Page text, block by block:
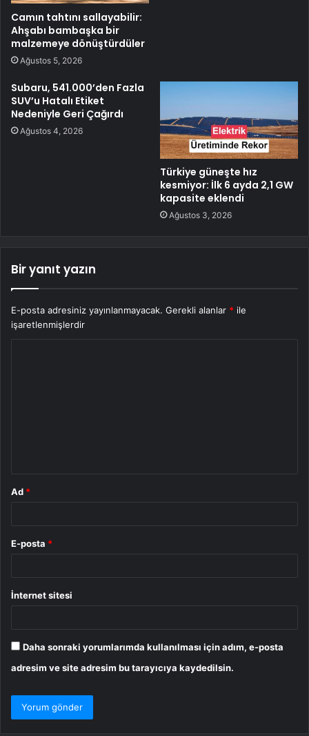
Camın tahtını sallayabilir:
Ahşabı bambaşka bir
malzemeye dönüştürdüler
Ağustos 5, 2026
Subaru, 541.000’den Fazla
SUV’u Hatalı Etiket
Nedeniyle Geri Çağırdı
Ağustos 4, 2026
Türkiye güneşte hız
kesmiyor: İlk 6 ayda 2,1 GW
kapasite eklendi
Ağustos 3, 2026
Bir yanıt yazın
E-posta adresiniz yayınlanmayacak. Gerekli alanlar * ile
işaretlenmişlerdir
Ad *
E-posta *
İnternet sitesi
Daha sonraki yorumlarımda kullanılması için adım, e-posta
adresim ve site adresim bu tarayıcıya kaydedilsin.